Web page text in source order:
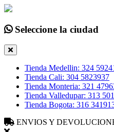
Seleccione la ciudad
Tienda Medellin: 324
Tienda Cali: 304 5823937
Tienda Monteria: 321
Tienda Valledupar: 313
Tienda Bogota: 316
ENVIOS Y